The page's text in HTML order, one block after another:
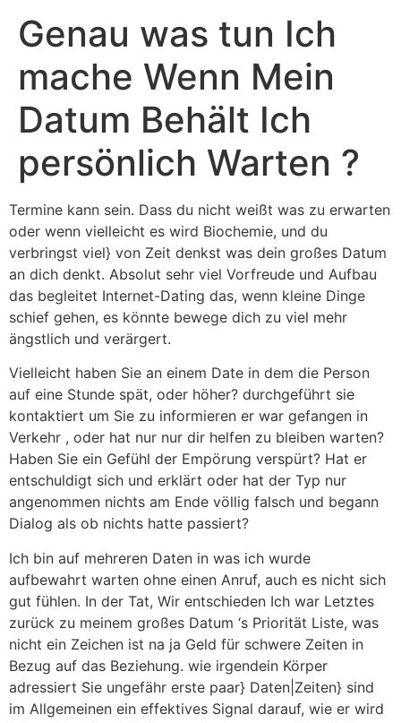
Genau was tun Ich
mache Wenn Mein
Datum Behält Ich
persönlich Warten ?
Termine kann sein. Dass du nicht weißt was zu erwarten
oder wenn vielleicht es wird Biochemie, und du
verbringst viel} von Zeit denkst was dein großes Datum
an dich denkt. Absolut sehr viel Vorfreude und Aufbau
das begleitet Internet-Dating das, wenn kleine Dinge
schief gehen, es könnte bewege dich zu viel mehr
ängstlich und verärgert.
Vielleicht haben Sie an einem Date in dem die Person
auf eine Stunde spät, oder höher? durchgeführt sie
kontaktiert um Sie zu informieren er war gefangen in
Verkehr , oder hat nur nur dir helfen zu bleiben warten?
Haben Sie ein Gefühl der Empörung verspürt? Hat er
entschuldigt sich und erklärt oder hat der Typ nur
angenommen nichts am Ende völlig falsch und begann
Dialog als ob nichts hatte passiert?
Ich bin auf mehreren Daten in was ich wurde
aufbewahrt warten ohne einen Anruf, auch es nicht sich
gut fühlen. In der Tat, Wir entschieden Ich war Letztes
zurück zu meinem großes Datum ‘s Priorität Liste, was
nicht ein Zeichen ist na ja Geld für schwere Zeiten in
Bezug auf das Beziehung. wie irgendein Körper
adressiert Sie ungefähr erste paar} Daten|Zeiten} sind
im Allgemeinen ein effektives Signal darauf, wie er wird